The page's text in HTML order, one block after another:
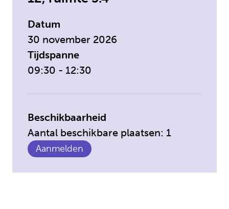
Datum
30 november 2026
Tijdspanne
09:30 - 12:30
Beschikbaarheid
Aantal beschikbare plaatsen: 1
Aanmelden